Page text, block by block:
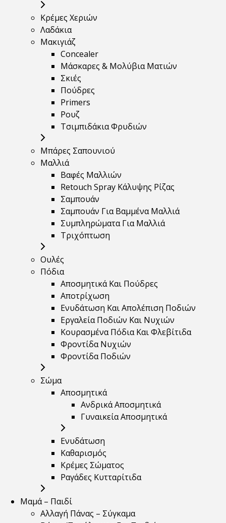
Κρέμες Χεριών
Λαδάκια
Μακιγιάζ
Concealer
Μάσκαρες & Μολύβια Ματιών
Σκιές
Πούδρες
Primers
Ρουζ
Τσιμπιδάκια Φρυδιών
Μπάρες Σαπουνιού
Μαλλιά
Βαφές Μαλλιών
Retouch Spray Κάλυψης Ρίζας
Σαμπουάν
Σαμπουάν Για Βαμμένα Μαλλιά
Συμπληρώματα Για Μαλλιά
Τριχόπτωση
Ουλές
Πόδια
Αποσμητικά Και Πούδρες
Αποτρίχωση
Ενυδάτωση Και Απολέπιση Ποδιών
Εργαλεία Ποδιών Και Νυχιών
Κουρασμένα Πόδια Και Φλεβίτιδα
Φροντίδα Νυχιών
Φροντίδα Ποδιών
Σώμα
Αποσμητικά
Ανδρικά Αποσμητικά
Γυναικεία Αποσμητικά
Ενυδάτωση
Καθαρισμός
Κρέμες Σώματος
Ραγάδες Κυτταρίτιδα
Μαμά – Παιδί
Αλλαγή Πάνας – Σύγκαμα